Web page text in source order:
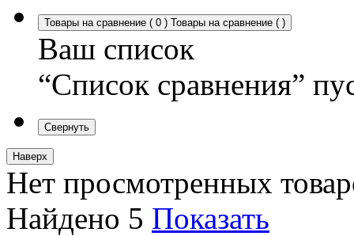
Товары на сравнение ( 0 ) Товары на сравнение ( )
Ваш список
“Список сравнения”
Свернуть
Наверх
Нет просмотренных
Найдено 5 Показать